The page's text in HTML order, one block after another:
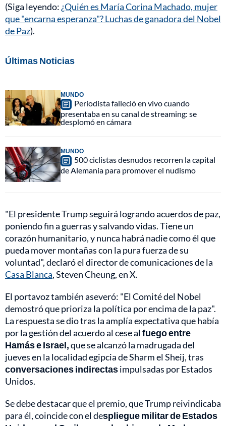
(Siga leyendo: ¿Quién es María Corina Machado, mujer
que "encarna esperanza"? Luchas de ganadora del Nobel
de Paz).
Últimas Noticias
MUNDO
Periodista falleció en vivo cuando
presentaba en su canal de streaming: se
desplomó en cámara
MUNDO
500 ciclistas desnudos recorren la capital
de Alemania para promover el nudismo
"El presidente Trump seguirá logrando acuerdos de paz,
poniendo fin a guerras y salvando vidas. Tiene un
corazón humanitario, y nunca habrá nadie como él que
pueda mover montañas con la pura fuerza de su
voluntad", declaró el director de comunicaciones de la
Casa Blanca, Steven Cheung, en X.
El portavoz también aseveró: "El Comité del Nobel
demostró que prioriza la política por encima de la paz".
La respuesta se dio tras la amplía expectativa que había
por la gestión del acuerdo al cese alfuego entre
Hamás e Israel,que se alcanzó la madrugada del
jueves en la localidad egipcia de Sharm el Sheij, tras
conversaciones indirectasimpulsadas por Estados
Unidos.
Se debe destacar que el premio, que Trump reivindicaba
para él, coincide con el despliegue militar de Estados